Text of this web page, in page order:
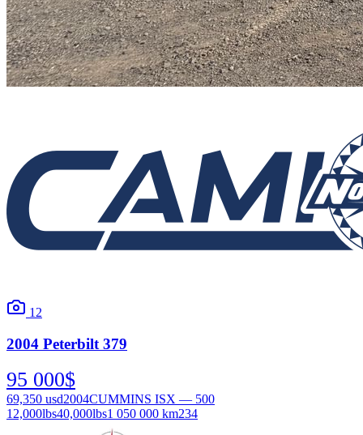
12
2004 Peterbilt 379
95 000$
69,350 usd2004CUMMINS ISX — 500
12,000lbs40,000lbs1 050 000 km234